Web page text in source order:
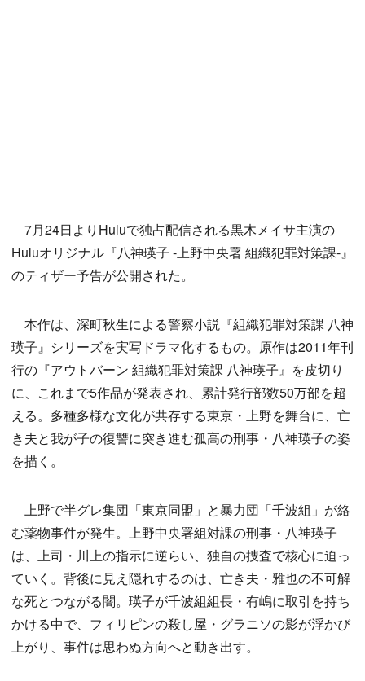
7月24日よりHuluで独占配信される黒木メイサ主演の
Huluオリジナル『八神瑛子 -上野中央署 組織犯罪対策課-』
のティザー予告が公開された。
本作は、深町秋生による警察小説『組織犯罪対策課 八神
瑛子』シリーズを実写ドラマ化するもの。原作は2011年刊
行の『アウトバーン 組織犯罪対策課 八神瑛子』を皮切り
に、これまで5作品が発表され、累計発行部数50万部を超
える。多種多様な文化が共存する東京・上野を舞台に、亡
き夫と我が子の復讐に突き進む孤高の刑事・八神瑛子の姿
を描く。
上野で半グレ集団「東京同盟」と暴力団「千波組」が絡
む薬物事件が発生。上野中央署組対課の刑事・八神瑛子
は、上司・川上の指示に逆らい、独自の捜査で核心に迫っ
ていく。背後に見え隠れするのは、亡き夫・雅也の不可解
な死とつながる闇。瑛子が千波組組長・有嶋に取引を持ち
かける中で、フィリピンの殺し屋・グラニソの影が浮かび
上がり、事件は思わぬ方向へと動き出す。